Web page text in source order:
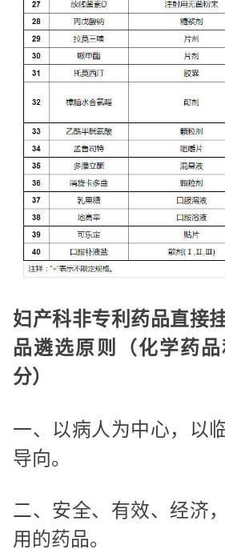
妇产科非专利药品直接
品遴选原则（化学药
分）
一、以病人为中心，以
导向。
二、安全、有效、经济
用的药品。